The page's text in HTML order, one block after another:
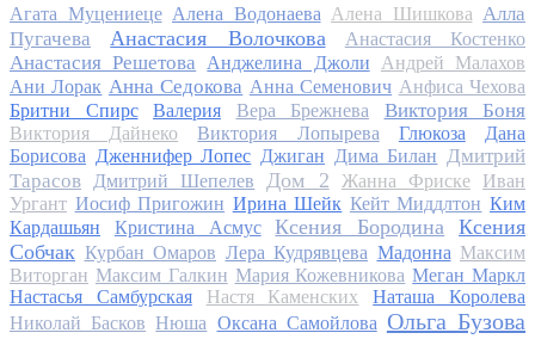
Агата Муцениеце Алена Водонаева Алена Шишкова Алла
Пугачева
Анастасия Волочкова Анастасия Костенко
Анастасия Решетова Анджелина Джоли
Андрей Малахов
Ани Лорак Анна Седокова Анна Семенович Анфиса Чехова
Бритни Спирс
Валерия Вера Брежнева Виктория Боня
Виктория Дайнеко Виктория Лопырева Глюкоза
Дана
Борисова Дженнифер Лопес Джиган Дима Билан Дмитрий
Тарасов
Дмитрий Шепелев Дом 2 Жанна Фриске
Иван
Ургант Иосиф Пригожин Ирина Шейк Кейт Миддлтон Ким
Кардашьян
Кристина Асмус Ксения Бородина
Ксения
Собчак Курбан Омаров Лера Кудрявцева Мадонна Максим
Виторган Максим Галкин Мария Кожевникова Меган Маркл
Настасья Самбурская
Настя Каменских
Наташа Королева
Николай Басков Нюша Оксана Самойлова Ольга Бузова